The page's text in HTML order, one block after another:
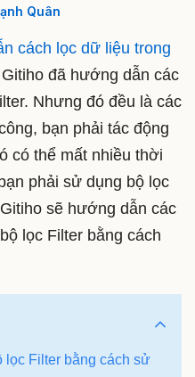
Quân
cách lọc dữ liệu trong
đã hướng dẫn các
Nhưng đó đều là các
bạn phải tác động
có thể mất nhiều thời
phải sử dụng bộ lọc
sẽ hướng dẫn các
lọc Filter bằng cách
lọc Filter bằng cách sử